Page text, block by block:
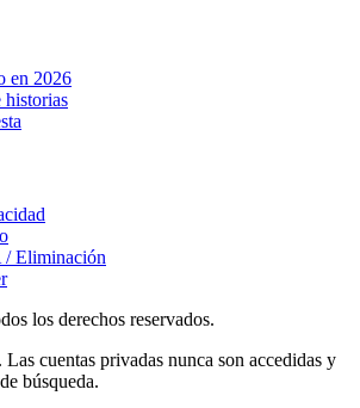
en 2026
historias
Eliminación
los derechos reservados.
cuentas privadas nunca son accedidas y
búsqueda.